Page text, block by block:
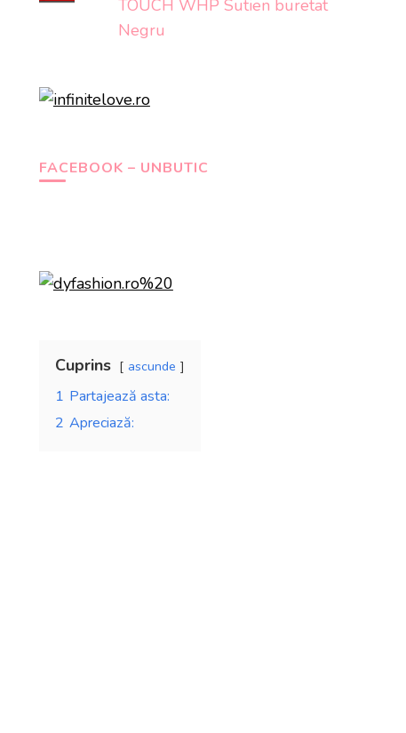
TOUCH WHP Sutien buretat
Negru
FACEBOOK – UNBUTIC
Cuprins ascunde
1 Partajează asta:
2 Apreciază: